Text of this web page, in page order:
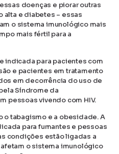
doenças e piorar outras
alta e diabetes – essas
o sistema imunológico mais
mais fértil para a
indicada para pacientes com
e pacientes em tratamento
em decorrência do uso de
Síndrome da
pessoas vivendo com HIV.
o tabagismo e a obesidade. A
para fumantes e pessoas
condições estão ligadas a
o sistema imunológico